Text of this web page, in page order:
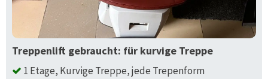
Treppenlift gebraucht: für kurvige Treppe
1 Etage, Kurvige Treppe, jede Trepenform